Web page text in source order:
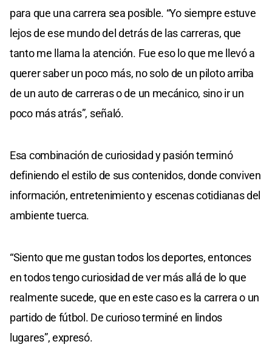
para que una carrera sea posible. “Yo siempre estuve
lejos de ese mundo del detrás de las carreras, que
tanto me llama la atención. Fue eso lo que me llevó a
querer saber un poco más, no solo de un piloto arriba
de un auto de carreras o de un mecánico, sino ir un
poco más atrás”, señaló.
Esa combinación de curiosidad y pasión terminó
definiendo el estilo de sus contenidos, donde conviven
información, entretenimiento y escenas cotidianas del
ambiente tuerca.
“Siento que me gustan todos los deportes, entonces
en todos tengo curiosidad de ver más allá de lo que
realmente sucede, que en este caso es la carrera o un
partido de fútbol. De curioso terminé en lindos
lugares”, expresó.